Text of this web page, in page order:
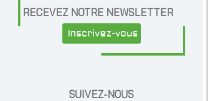
RECEVEZ NOTRE NEWSLETTER
Inscrivez-vous
SUIVEZ-NOUS